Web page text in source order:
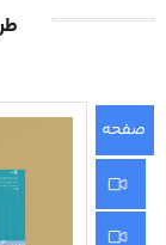
صفحه
اصلی